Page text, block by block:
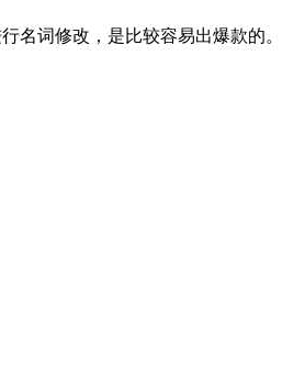
名词修改，是比较容易出爆款的。